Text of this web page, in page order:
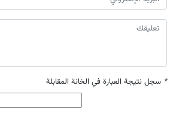
* سجل نتيجة العبارة في الخانة المقابلة